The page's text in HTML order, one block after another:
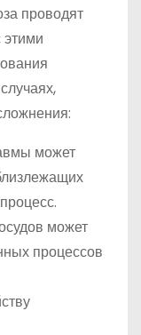
проводят
может
может
процессов